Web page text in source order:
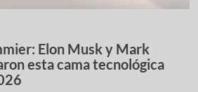
Elon Musk y Mark
esta cama tecnológica